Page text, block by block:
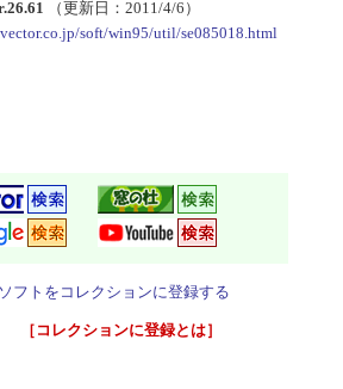
（更新日：2011/4/6）
soft/win95/util/se085018.html
フトをコレクションに登録する
［コレクションに登録とは］